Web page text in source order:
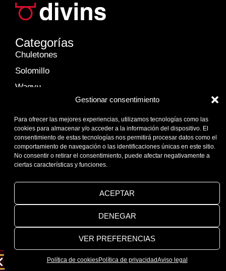
Gestionar consentimiento
Para ofrecer las mejores experiencias, utilizamos tecnologías como las
cookies para almacenar y/o acceder a la información del dispositivo. El
consentimiento de estas tecnologías nos permitirá procesar datos como el
comportamiento de navegación o las identificaciones únicas en este sitio.
No consentir o retirar el consentimiento, puede afectar negativamente a
ciertas características y funciones.
ACEPTAR
DENEGAR
VER PREFERENCIAS
Política de cookiesPolítica de privacidadAviso legal
Categorías
Chuletones
Solomillo
Wagyu
Carpaccios
Contacto
info@carnesdivins.com
Política de privacidad
Condiciones generales de compra
© 2025 Carnes Divins
eikō studio
No distribuimos a hostelería ni restaurantes